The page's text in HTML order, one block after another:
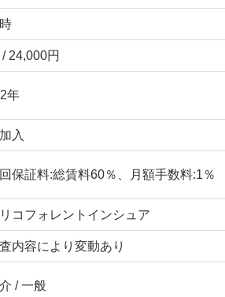
24,000円
年
入
保証料:総賃料60％、月額手数料:1％
コフォレントインシュア
内容により変動あり
/ 一般